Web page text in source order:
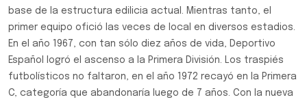
base de la estructura edilicia actual. Mientras tanto, el
primer equipo ofició las veces de local en diversos estadios.
En el año 1967, con tan sólo diez años de vida, Deportivo
Español logró el ascenso a la Primera División. Los traspiés
futbolísticos no faltaron, en el año 1972 recayó en la Primera
C, categoría que abandonaría luego de 7 años. Con la nueva